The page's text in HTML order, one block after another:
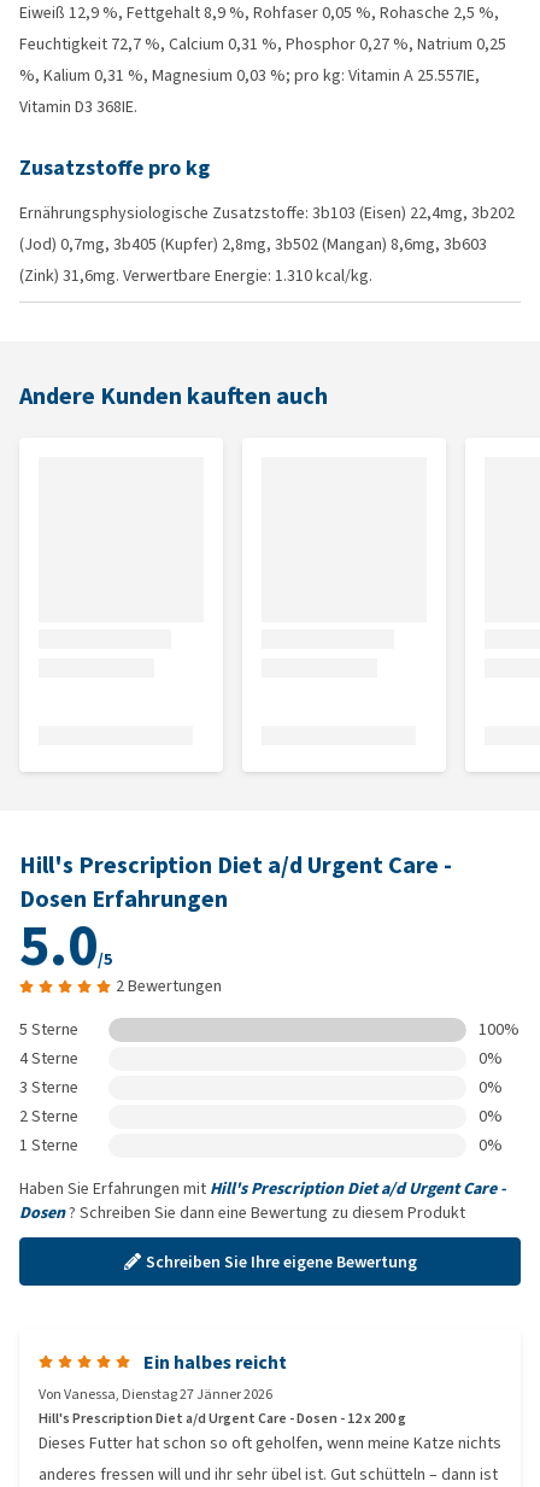
Eiweiß 12,9 %, Fettgehalt 8,9 %, Rohfaser 0,05 %, Rohasche 2,5 %,
Feuchtigkeit 72,7 %, Calcium 0,31 %, Phosphor 0,27 %, Natrium 0,25
%, Kalium 0,31 %, Magnesium 0,03 %; pro kg: Vitamin A 25.557IE,
Vitamin D3 368IE.
Zusatzstoffe pro kg
Ernährungsphysiologische Zusatzstoffe: 3b103 (Eisen) 22,4mg, 3b202
(Jod) 0,7mg, 3b405 (Kupfer) 2,8mg, 3b502 (Mangan) 8,6mg, 3b603
(Zink) 31,6mg. Verwertbare Energie: 1.310 kcal/kg.
Andere Kunden kauften auch
Hill's Prescription Diet a/d Urgent Care -
Dosen Erfahrungen
5.0/5
2 Bewertungen
5 Sterne
100%
4 Sterne
0%
3 Sterne
0%
2 Sterne
0%
1 Sterne
0%
Haben Sie Erfahrungen mit Hill's Prescription Diet a/d Urgent Care -
Dosen? Schreiben Sie dann eine Bewertung zu diesem Produkt
Schreiben Sie Ihre eigene Bewertung
Ein halbes reicht
VonVanessa, Dienstag 27 Jänner 2026
Hill's Prescription Diet a/d Urgent Care - Dosen - 12 x 200 g
Dieses Futter hat schon so oft geholfen, wenn meine Katze nichts
anderes fressen will und ihr sehr übel ist. Gut schütteln – dann ist